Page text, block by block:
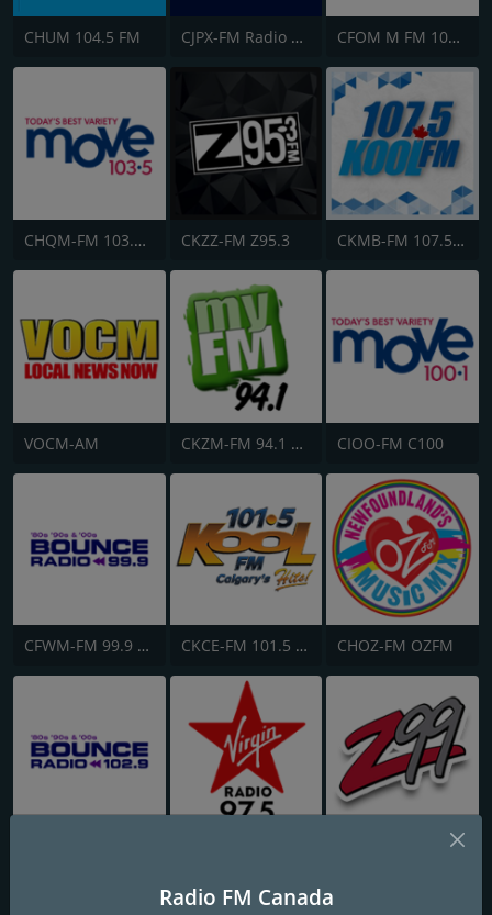
CHUM 104.5 FM CJPX-FM Radio Classique Montréal CFOM M FM 102.9
CHQM-FM 103.5 QM/FM CKZZ-FM Z95.3 CKMB-FM 107.5 Kool FM
VOCM-AM CKZM-FM 94.1 myFM CIOO-FM C100
CFWM-FM 99.9 Bob FM CKCE-FM 101.5 KooL FM CHOZ-FM OZFM
Radio FM Canada